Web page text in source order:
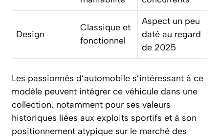
Design
Classique et
fonctionnel
Aspect un peu
daté au regard
de 2025
Les passionnés d’automobile s’intéressant à ce
modèle peuvent intégrer ce véhicule dans une
collection, notamment pour ses valeurs
historiques liées aux exploits sportifs et à son
positionnement atypique sur le marché des